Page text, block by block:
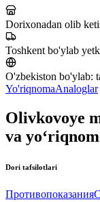
Dorixonadan olib
Toshkent bo'ylab
O'zbekiston bo'ylab:
Yo'riqnomaAnaloglar
Olivkovoye
va
Dori tafsilotlari
Противопоказания